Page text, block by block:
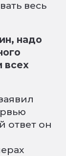
надо
всех
ответ он